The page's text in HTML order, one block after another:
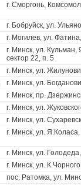
г. Сморгонь,
г. Бобруйск, ул.
г. Могилев, ул.
г. Минск, ул.
сектор 22, п. 5
г. Минск, ул.
г. Минск, ул.
г. Минск, пр.
г. Минск, ул.
г. Минск, ул.
г. Минск, ул.
г. Минск, ул.
г. Минск, ул.
пос. Ратомка, ул.